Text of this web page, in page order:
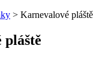
> Karnevalové pláště
pláště